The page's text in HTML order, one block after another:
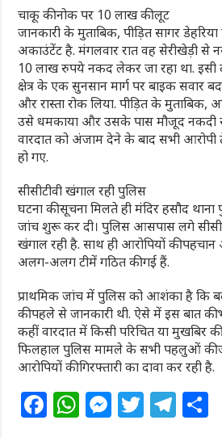
चाकू की नोक पर 10 लाख की लूट
जानकारी के मुताबिक, पीड़ित सागर
अकाउंटेंट है. मंगलवार रात वह सेरीखेड़ी से
10 लाख रुपये नकद लेकर जा रहा था. इसी
क्षेत्र के एक सुनसान मार्ग पर बाइक सवार
और रास्ता रोक लिया. पीड़ित के मुताबिक,
उसे धमकाया और उसके पास मौजूद नकदी
वारदात को अंजाम देने के बाद सभी आरोपी
हो गए.
सीसीटीवी खंगाल रही पुलिस
घटना की सूचना मिलते ही मंदिर हसौद
जांच शुरू कर दी। पुलिस आसपास लगे
खंगाल रही है. साथ ही आरोपियों की
अलग-अलग टीमें गठित की गई हैं.
प्राथमिक जांच में पुलिस को आशंका है कि
की पहले से जानकारी थी. ऐसे में इस बात की
कहीं वारदात में किसी परिचित या मुखबिर
फिलहाल पुलिस मामले के सभी पहलुओं की
आरोपियों की गिरफ्तारी का दावा कर रही है.
F W M T T